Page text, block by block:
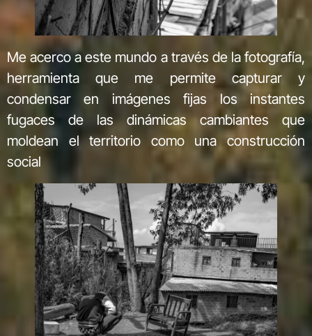
Me acerco a este mundo a través de la fotografía,
herramienta que me permite capturar y
condensar en imágenes fijas los instantes
fugaces de las dinámicas cambiantes que
moldean el territorio como una construcción
social